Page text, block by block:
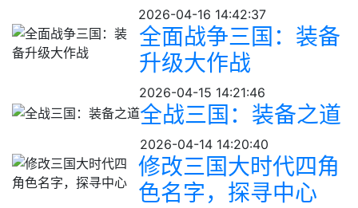
2026-04-16 14:42:37
全面战争三国：装备
升级大作战
2026-04-15 14:21:46
全战三国：装备之道
2026-04-14 14:20:40
修改三国大时代四角
色名字，探寻中心